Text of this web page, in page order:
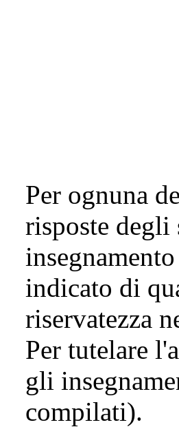
Per ognuna
risposte
indicato di
riservatezza
Per tutelare
gli
compilati).